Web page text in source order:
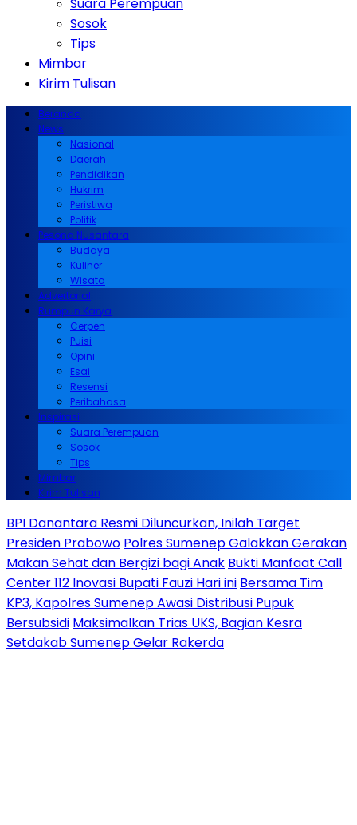
Sosok
Tips
Mimbar
Kirim Tulisan
Beranda
News
Nasional
Daerah
Pendidikan
Hukrim
Peristiwa
Politik
Pesona Nusantara
Budaya
Kuliner
Wisata
Advertorial
Rumpun Karya
Cerpen
Puisi
Opini
Esai
Resensi
Peribahasa
Inspirasi
Suara Perempuan
Sosok
Tips
Mimbar
Kirim Tulisan
BPI Danantara Resmi Diluncurkan, Inilah Target
Presiden Prabowo Polres Sumenep Galakkan Gerakan
Makan Sehat dan Bergizi bagi Anak Bukti Manfaat Call
Center 112 Inovasi Bupati Fauzi Hari ini Bersama Tim
KP3, Kapolres Sumenep Awasi Distribusi Pupuk
Bersubsidi Maksimalkan Trias UKS, Bagian Kesra
Setdakab Sumenep Gelar Rakerda